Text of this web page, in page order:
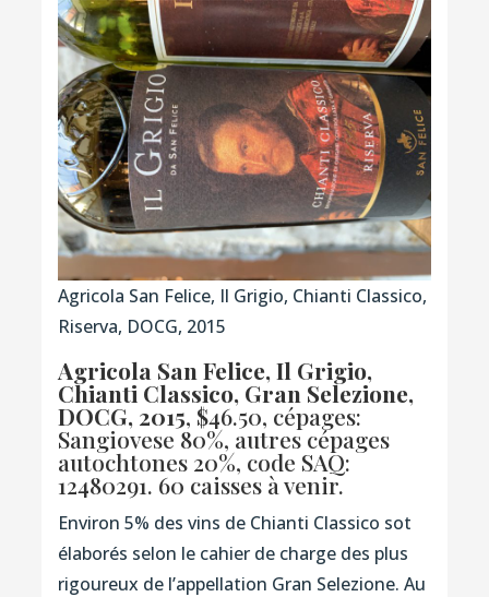
Agricola San Felice, Il Grigio, Chianti Classico,
Riserva, DOCG, 2015
Agricola San Felice, Il Grigio,
Chianti Classico, Gran Selezione,
DOCG, 2015, $46.50, cépages:
Sangiovese 80%, autres cépages
autochtones 20%, code SAQ:
12480291. 60 caisses à venir.
Environ 5% des vins de Chianti Classico sot
élaborés selon le cahier de charge des plus
rigoureux de l’appellation Gran Selezione. Au